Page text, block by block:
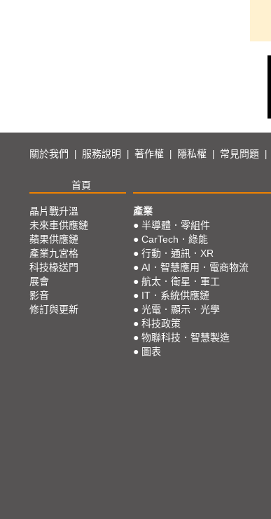
關於我們 服務說明 著作權 隱私權 常見問題
首頁
晶片戰升溫
未來車供應鏈
蘋果供應鏈
產業九宮格
科技椽送門
展會
影音
修訂與更新
產業
● 半導體．零組件
● CarTech．綠能
● 行動．通訊．XR
● AI．智慧應用．電商物流
● 航太．衛星．軍工
● IT．系統供應鏈
● 光電．顯示．光學
● 科技政策
● 物聯科技．智慧製造
● 圖表